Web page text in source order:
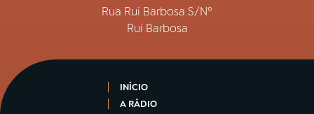
Rua Rui Barbosa S/Nº
Rui Barbosa
INÍCIO
A RÁDIO